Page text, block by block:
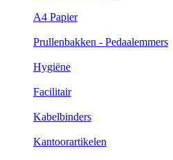
A4 Papier
Prullenbakken - Pedaalemmers
Hygiëne
Facilitair
Kabelbinders
Kantoorartikelen